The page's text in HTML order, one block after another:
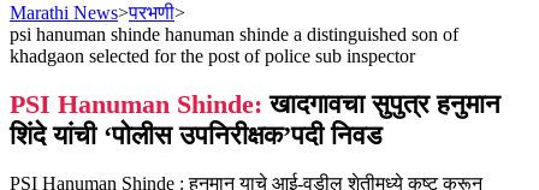
Marathi News>परभणी>
psi hanuman shinde hanuman shinde a distinguished son of
khadgaon selected for the post of police sub inspector
PSI Hanuman Shinde: खादगावचा सुपुत्र हनुमान
शिंदे यांची ‘पोलीस उपनिरीक्षक’पदी निवड
PSI Hanuman Shinde : हनुमान याचे आई-वडील शेतीमध्ये कष्ट करून